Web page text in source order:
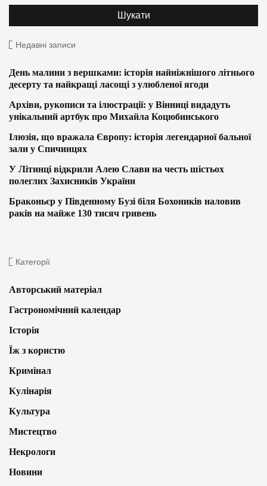
Недавні записи
День малини з вершками: історія найніжнішого літнього
десерту та найкращі ласощі з улюбленої ягоди
Архіви, рукописи та ілюстрації: у Вінниці видадуть
унікальний артбук про Михайла Коцюбинського
Ілюзія, що вражала Європу: історія легендарної бальної
зали у Спичинцях
У Літинці відкрили Алею Слави на честь шістьох
полеглих Захисників України
Браконьєр у Південному Бузі біля Бохоників наловив
раків на майже 130 тисяч гривень
Категорії
Авторський матеріал
Гастрономічний календар
Історія
Їж з користю
Кримінал
Кулінарія
Культура
Мистецтво
Некрологи
Новини